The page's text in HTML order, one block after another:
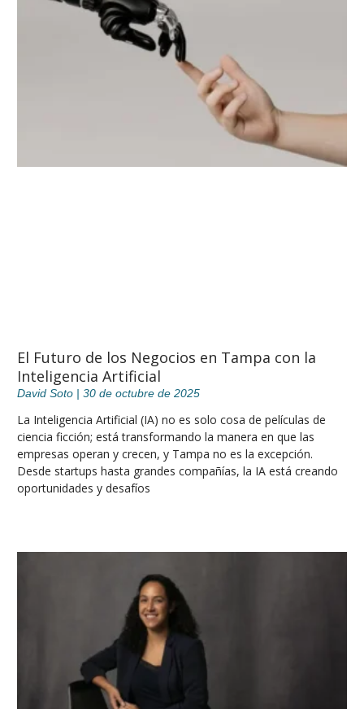
El Futuro de los Negocios en Tampa con la
Inteligencia Artificial
David Soto 30 de octubre de 2025
La Inteligencia Artificial (IA) no es solo cosa de películas de
ciencia ficción; está transformando la manera en que las
empresas operan y crecen, y Tampa no es la excepción.
Desde startups hasta grandes compañías, la IA está creando
oportunidades y desafíos